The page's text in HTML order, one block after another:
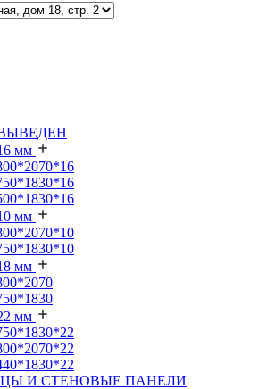
мм
мм
мм
мм
И СТЕНОВЫЕ ПАНЕЛИ